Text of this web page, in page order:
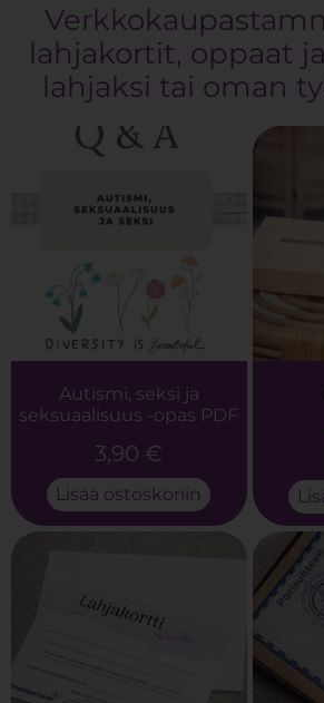
lahjakortit, oppaat
lahjaksi tai oman
Autismi, seksi ja
seksuaalisuus -opas PDF
3,90 €
Lisää ostoskoriin